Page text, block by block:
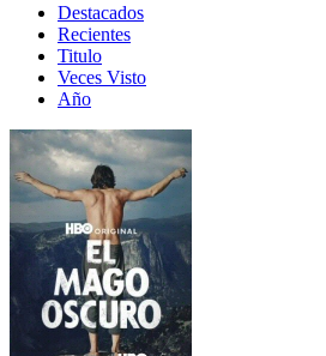
Destacados
Recientes
Titulo
Veces Visto
Año